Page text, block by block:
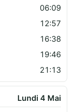
06:09
12:57
16:38
19:46
21:13
Lundi 4 Mai